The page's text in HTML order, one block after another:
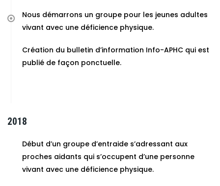
Nous démarrons un groupe pour les jeunes adultes
vivant avec une déficience physique.
Création du bulletin d’information Info-APHC qui est
publié de façon ponctuelle.
2018
Début d’un groupe d’entraide s’adressant aux
proches aidants qui s’occupent d’une personne
vivant avec une déficience physique.